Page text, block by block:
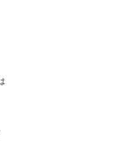
台挨拶へマッスルプラ
JAPAN 」にてマッス